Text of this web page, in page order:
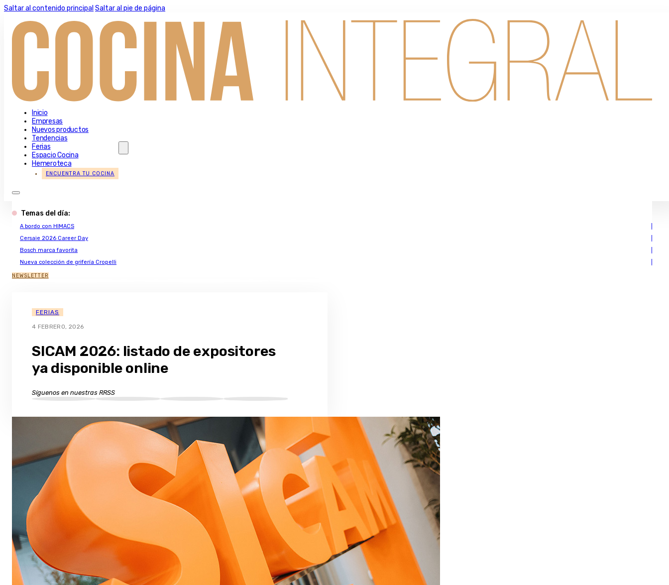
Saltar al contenido principal Saltar al pie de página
Inicio
Empresas
Nuevos productos
Tendencias
Ferias
Espacio Cocina
Hemeroteca
ENCUENTRA TU COCINA
Temas del día:
A bordo con HIMACS
Cersaie 2026 Career Day
Bosch marca favorita
Nueva colección de grifería Cropelli
NEWSLETTER
FERIAS
4 FEBRERO, 2026
SICAM 2026: listado de expositores
ya disponible online
Síguenos en nuestras RRSS